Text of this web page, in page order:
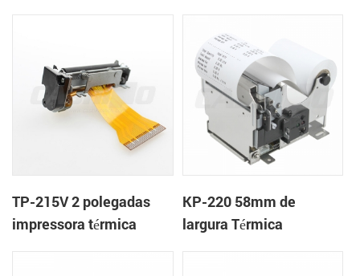
TP-215V 2 polegadas
impressora térmica
KP-220 58mm de
largura Térmica